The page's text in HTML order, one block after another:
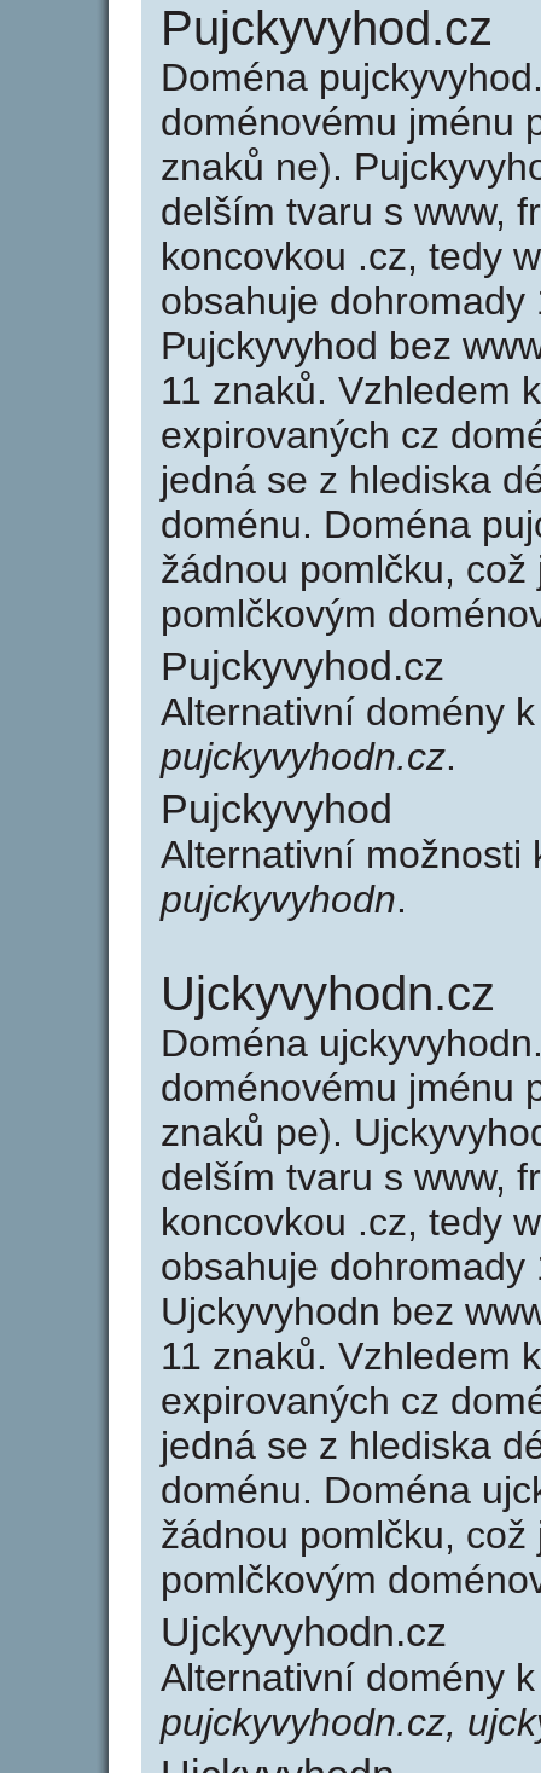
Pujckyvyhod.cz
Doména
doménovému jménu
znaků ne).
delším tvaru s www,
koncovkou .cz, tedy
obsahuje
Pujckyvyhod bez
11 znaků. Vzhledem
expirovaných cz
jedná se z hlediska
doménu. Doména
žádnou pomlčku,
pomlčkovým
Pujckyvyhod.cz
Alternativní domény
pujckyvyhodn.cz.
Pujckyvyhod
Alternativní možnosti
pujckyvyhodn.
Ujckyvyhodn.cz
Doména
doménovému jménu
znaků pe).
delším tvaru s www,
koncovkou .cz, tedy
obsahuje
Ujckyvyhodn bez
11 znaků. Vzhledem
expirovaných cz
jedná se z hlediska
doménu. Doména
žádnou pomlčku,
pomlčkovým
Ujckyvyhodn.cz
Alternativní domény
pujckyvyhodn.cz,